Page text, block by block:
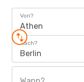
Von?
Athen
Nach?
Berlin